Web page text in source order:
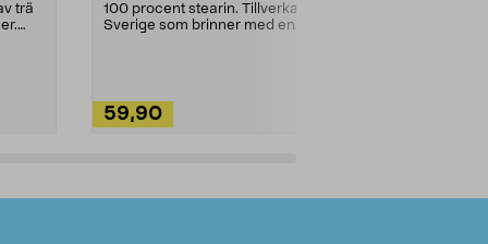
trä
100 procent stearin. Tillverkade i
Sverige som brinner med en
59,90